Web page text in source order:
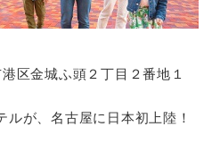
区金城ふ頭２丁目２番地１
ルが、名古屋に日本初上陸！